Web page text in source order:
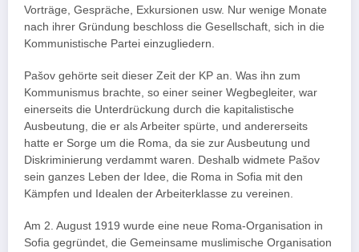
Vorträge, Gespräche, Exkursionen usw. Nur wenige Monate
nach ihrer Gründung beschloss die Gesellschaft, sich in die
Kommunistische Partei einzugliedern.
Pašov gehörte seit dieser Zeit der KP an. Was ihn zum
Kommunismus brachte, so einer seiner Wegbegleiter, war
einerseits die Unterdrückung durch die kapitalistische
Ausbeutung, die er als Arbeiter spürte, und andererseits
hatte er Sorge um die Roma, da sie zur Ausbeutung und
Diskriminierung verdammt waren. Deshalb widmete Pašov
sein ganzes Leben der Idee, die Roma in Sofia mit den
Kämpfen und Idealen der Arbeiterklasse zu vereinen.
Am 2. August 1919 wurde eine neue Roma-Organisation in
Sofia gegründet, die Gemeinsame muslimische Organisation